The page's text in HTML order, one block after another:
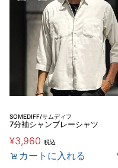
SOMEDIFF/サムディフ
7分袖シャンブレーシャツ
¥3,960 税込
カートに入れる